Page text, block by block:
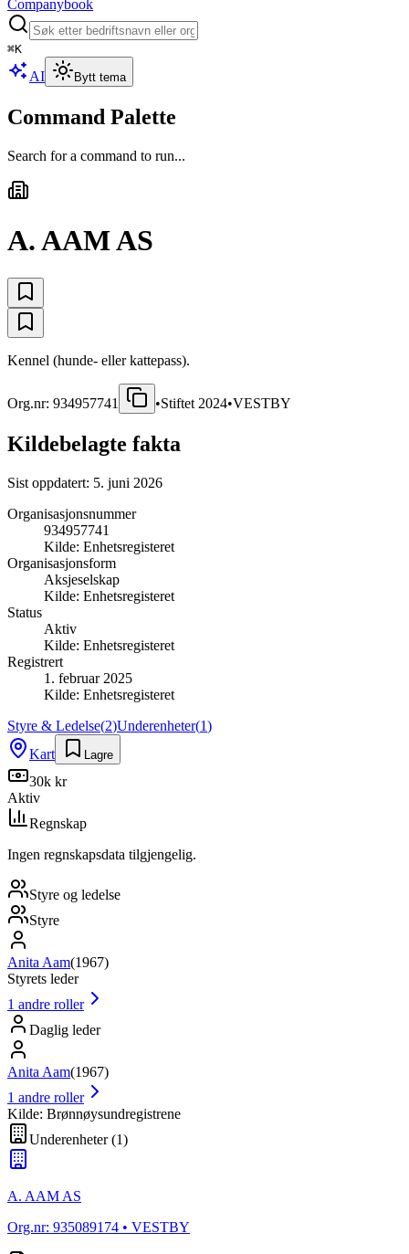
Companybook
⌘K
AI Bytt tema
Command Palette
Search for a command to run...
A. AAM AS
Kennel (hunde- eller kattepass).
Org.nr: 934957741 •Stiftet 2024•VESTBY
Kildebelagte fakta
Sist oppdatert: 5. juni 2026
Organisasjonsnummer
934957741
Kilde: Enhetsregisteret
Organisasjonsform
Aksjeselskap
Kilde: Enhetsregisteret
Status
Aktiv
Kilde: Enhetsregisteret
Registrert
1. februar 2025
Kilde: Enhetsregisteret
Styre & Ledelse(2)Underenheter(1)
Kart
Lagre
30k kr
Aktiv
Regnskap
Ingen regnskapsdata tilgjengelig.
Styre og ledelse
Styre
Anita Aam(1967)
Styrets leder
1 andre roller
Daglig leder
Anita Aam(1967)
1 andre roller
Kilde: Brønnøysundregistrene
Underenheter(1)
A. AAM AS
Org.nr: 935089174 • VESTBY